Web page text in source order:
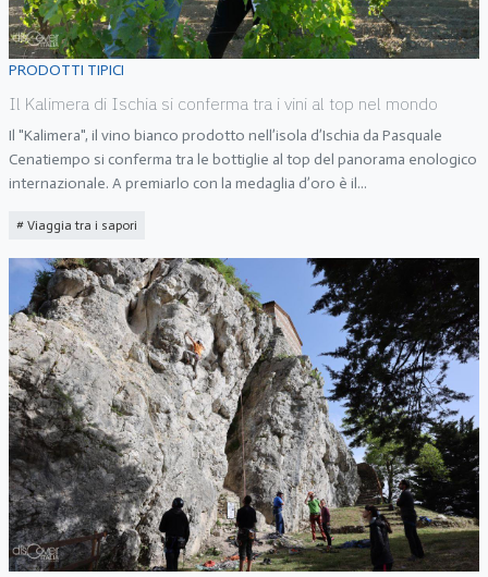
PRODOTTI TIPICI
Il Kalimera di Ischia si conferma tra i vini al top nel mondo
Il "Kalimera", il vino bianco prodotto nell’isola d’Ischia da Pasquale
Cenatiempo si conferma tra le bottiglie al top del panorama enologico
internazionale. A premiarlo con la medaglia d’oro è il...
Viaggia tra i sapori